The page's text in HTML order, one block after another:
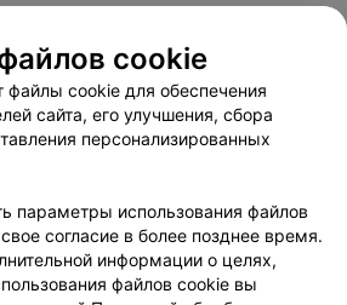
соглашение
Способы оплаты
Партнеры
руководителю 103.by
персональных данных
cookie
файлы cookie для обеспечения
сайта, его улучшения, сбора
персонализированных
параметры использования файлов
согласие в более позднее время.
информации о целях,
файлов cookie вы